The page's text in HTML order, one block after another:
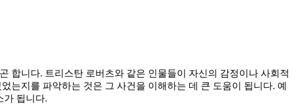
합니다. 트리스탄 로버츠와 같은 인물들이 자신의 감정이나 사회적
는지를 파악하는 것은 그 사건을 이해하는 데 큰 도움이 됩니다. 예
가 됩니다.